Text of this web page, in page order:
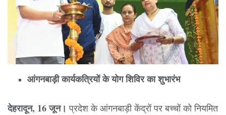
आंगनबाड़ी कार्यकत्रियों के योग शिविर का शुभारंभ
देहरादून, 16 जून। प्रदेश के आंगनबाड़ी केंद्रों पर बच्चों को नियमित